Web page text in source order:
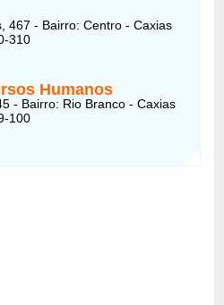
467 - Bairro: Centro - Caxias
310
Humanos
- Bairro: Rio Branco - Caxias
100